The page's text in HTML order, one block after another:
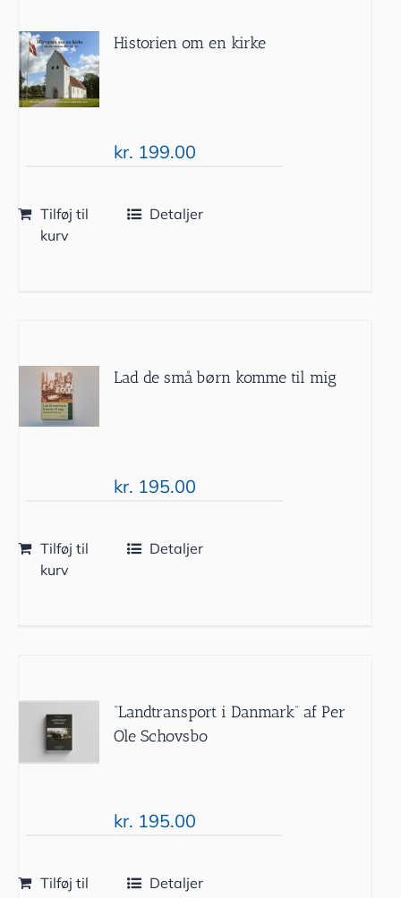
Historien om en kirke
kr. 199.00
Tilføj til
kurv
Detaljer
Lad de små børn komme til mig
kr. 195.00
Tilføj til
kurv
Detaljer
“Landtransport i Danmark” af Per
Ole Schovsbo
kr. 195.00
Tilføj til
Detaljer